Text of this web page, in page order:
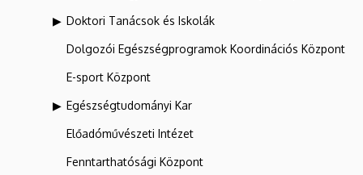
Doktori Tanácsok és Iskolák
Dolgozói Egészségprogramok Koordinációs Központ
E-sport Központ
Egészségtudományi Kar
Előadóművészeti Intézet
Fenntarthatósági Központ